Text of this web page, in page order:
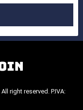
right reserved. P.IVA: